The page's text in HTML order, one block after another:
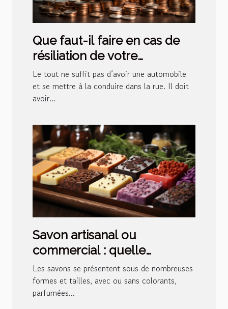
Que faut-il faire en cas de
résiliation de votre
assurance auto ?
Le tout ne suffit pas d’avoir une automobile
et se mettre à la conduire dans la rue. Il doit
avoir...
Savon artisanal ou
commercial : quelle
différence ?
Les savons se présentent sous de nombreuses
formes et tailles, avec ou sans colorants,
parfumées...